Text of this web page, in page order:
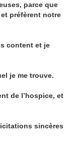
parce que
préfèrent notre
content et je
je me trouve.
de l’hospice, et
sincères